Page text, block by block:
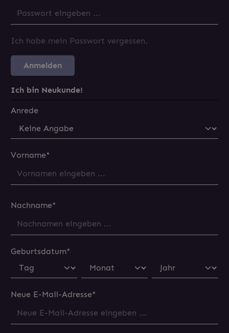
Ich habe mein Passwort vergessen.
Anmelden
Ich bin Neukunde!
Anrede
Vorname*
Nachname*
Geburtsdatum*
Neue E-Mail-Adresse*